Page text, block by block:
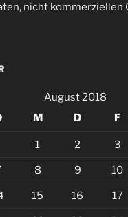
nicht kommerziellen
August 2018
M D F
1 2 3
8 9 10
15 16 17